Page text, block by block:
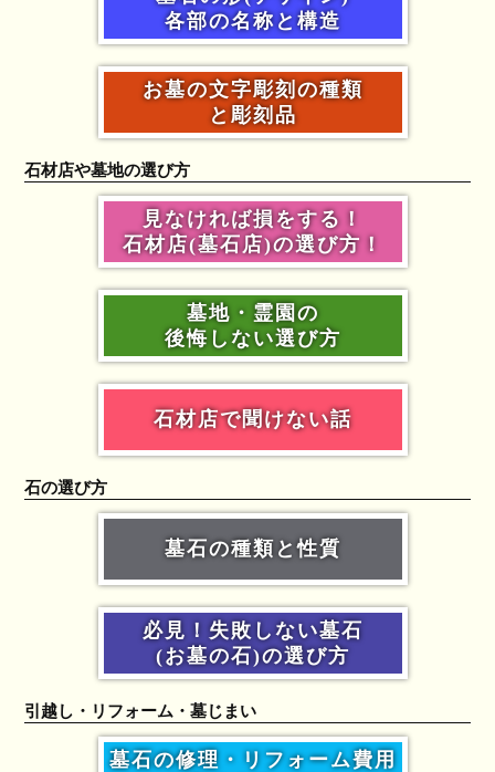
各部の名称と構造
お墓の文字彫刻の種類
と彫刻品
石材店や墓地の選び方
見なければ損をする！
石材店(墓石店)の選び方！
墓地・霊園の
後悔しない選び方
石材店で聞けない話
石の選び方
墓石の種類と性質
必見！失敗しない墓石
(お墓の石)の選び方
引越し・リフォーム・墓じまい
墓石の修理・リフォーム費用